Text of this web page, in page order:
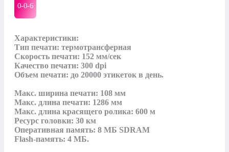
0-0-6
Характеристики:
Тип печати: термотрансферная
Скорость печати: 152 мм/сек
Качество печати: 300 dpi
Объем печати: до 20000 этикеток в день.
Макс. ширина печати: 108 мм
Макс. длина печати: 1286 мм
Макс. длина красящего ролика: 600 м
Ресурс головки: 30 км
Оперативная память: 8 МБ SDRAM
Flash-память: 4 МБ.